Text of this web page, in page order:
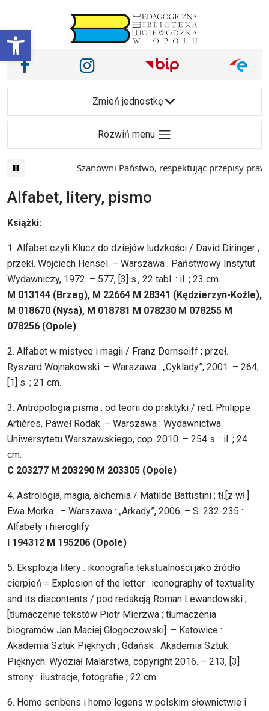
Otwórz pasek narzędzi
Main Navigation
Nasze media społecznościowe i inne
Facebook Instagram
Zmień jednostkę
Rozwiń menu
Szanowni Państwo, respektując przepisy prawa i
Alfabet, litery, pismo
Książki:
1. Alfabet czyli Klucz do dziejów ludzkości / David Diringer ;
przekł. Wojciech Hensel. – Warszawa : Państwowy Instytut
Wydawniczy, 1972. – 577, [3] s., 22 tabl. : il. ; 23 cm.
M 013144 (Brzeg), M 22664 M 28341 (Kędzierzyn-Koźle),
M 018670 (Nysa), M 018781 M 078230 M 078255 M
078256 (Opole)
2. Alfabet w mistyce i magii / Franz Dornseiff ; przeł.
Ryszard Wojnakowski. – Warszawa : „Cyklady”, 2001. – 264,
[1] s. ; 21 cm.
3. Antropologia pisma : od teorii do praktyki / red. Philippe
Artières, Paweł Rodak. – Warszawa : Wydawnictwa
Uniwersytetu Warszawskiego, cop. 2010. – 254 s. : il. ; 24
cm.
C 203277 M 203290 M 203305 (Opole)
4. Astrologia, magia, alchemia / Matilde Battistini ; tł.[z wł.]
Ewa Morka . – Warszawa : „Arkady”, 2006. – S. 232-235 :
Alfabety i hieroglify
I 194312 M 195206 (Opole)
5. Eksplozja litery : ikonografia tekstualności jako źródło
cierpień = Explosion of the letter : iconography of textuality
and its discontents / pod redakcją Roman Lewandowski ;
[tłumaczenie tekstów Piotr Mierzwa ; tłumaczenia
biogramów Jan Maciej Głogoczowski]. – Katowice :
Akademia Sztuk Pięknych ; Gdańsk : Akademia Sztuk
Pięknych. Wydział Malarstwa, copyright 2016. – 213, [3]
strony : ilustracje, fotografie ; 22 cm.
6. Homo scribens i homo legens w polskim słownictwie i